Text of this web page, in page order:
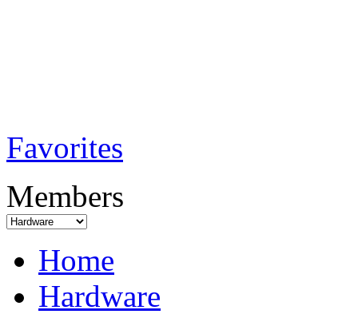
Favorites
Members
Home
Hardware